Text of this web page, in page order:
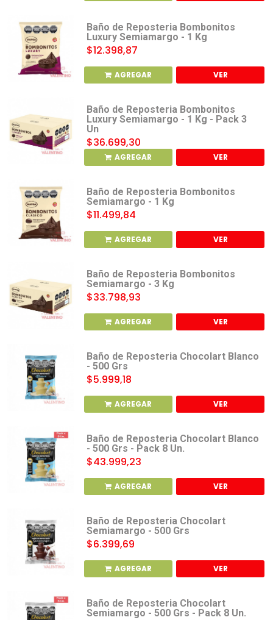
Baño de Reposteria Bombonitos
Luxury Semiamargo - 1 Kg
$12.398,87
AGREGAR VER
Baño de Reposteria Bombonitos
Luxury Semiamargo - 1 Kg - Pack 3
Un
$36.699,30
AGREGAR VER
Baño de Reposteria Bombonitos
Semiamargo - 1 Kg
$11.499,84
AGREGAR VER
Baño de Reposteria Bombonitos
Semiamargo - 3 Kg
$33.798,93
AGREGAR VER
Baño de Reposteria Chocolart Blanco
- 500 Grs
$5.999,18
AGREGAR VER
Baño de Reposteria Chocolart Blanco
- 500 Grs - Pack 8 Un.
$43.999,23
AGREGAR VER
Baño de Reposteria Chocolart
Semiamargo - 500 Grs
$6.399,69
AGREGAR VER
Baño de Reposteria Chocolart
Semiamargo - 500 Grs - Pack 8 Un.